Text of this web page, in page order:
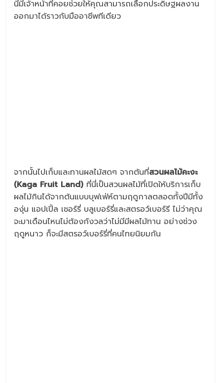
นี่มีเจ้าหน้าที่คอยช่วยให้คุณสามารถเลือกประดิษฐผลงาน
ออกมาได้ราวกับมืออาชีพทีเดียว
จากนั้นไปเก็บและทานผลไม้สดๆ จากต้นที่สวนผลไม้คะงะ
(Kaga Fruit Land) ที่นี่เป็นสวนผลไม้ที่เปิดให้บริการเก็บ
ผลไม้กินได้จากต้นแบบบุฟเฟ่ห์ตามฤดูกาลตลอดทั้งปีมีทั้ง
องุ่น แอปเปิ้ล เชอร์รี่ บลูเบอร์รี่และสตรอว์เบอร์รี ไม่ว่าคุณ
จะมาเดือนไหนไม่ต้องกังวลว่าไม่มีมีผลไม้ทาน อย่างช่วง
ฤดูหนาว ก็จะมีสตรอว์เบอร์รี่ที่คนไทยนิยมกัน